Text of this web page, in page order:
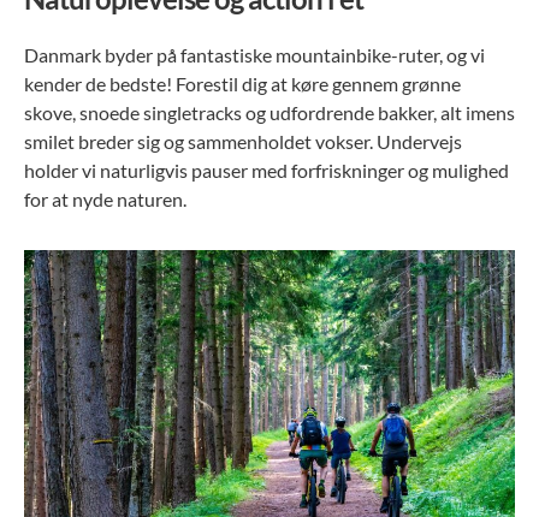
Danmark byder på fantastiske mountainbike-ruter, og vi
kender de bedste! Forestil dig at køre gennem grønne
skove, snoede singletracks og udfordrende bakker, alt imens
smilet breder sig og sammenholdet vokser. Undervejs
holder vi naturligvis pauser med forfriskninger og mulighed
for at nyde naturen.